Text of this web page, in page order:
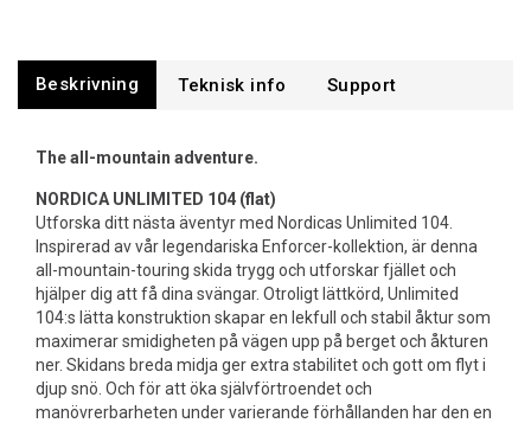
Beskrivning Support
The all-mountain adventure.
NORDICA UNLIMITED 104 (flat)
Utforska ditt nästa äventyr med Nordicas Unlimited 104.
Inspirerad av vår legendariska Enforcer-kollektion, är denna
all-mountain-touring skida trygg och utforskar fjället och
hjälper dig att få dina svängar. Otroligt lättkörd, Unlimited
104:s lätta konstruktion skapar en lekfull och stabil åktur som
maximerar smidigheten på vägen upp på berget och åkturen
ner. Skidans breda midja ger extra stabilitet och gott om flyt i
djup snö. Och för att öka självförtroendet och
manövrerbarheten under varierande förhållanden har den en